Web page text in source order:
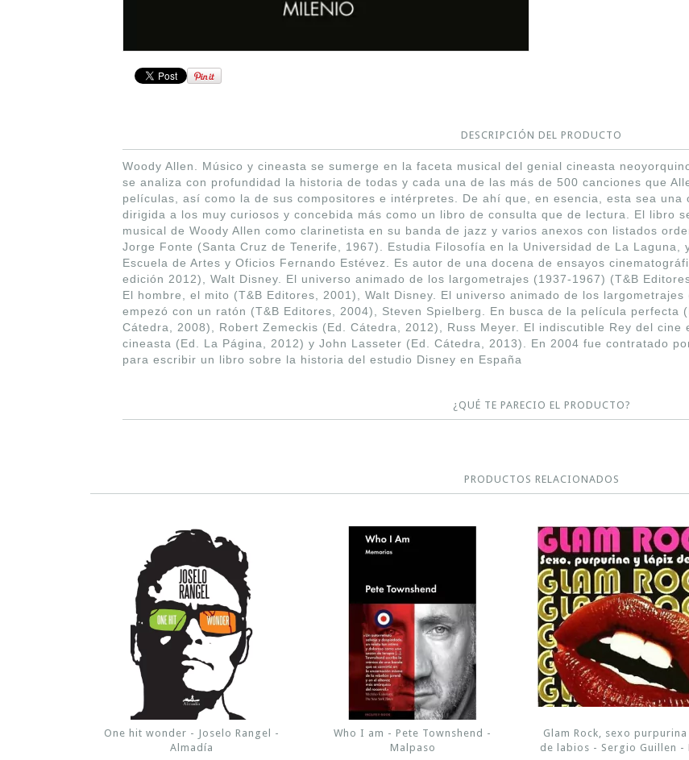
DESCRIPCIÓN DEL PRODUCTO
Woody Allen. Músico y cineasta se sumerge en la faceta musical del genial cineasta
se analiza con profundidad la historia de todas y cada una de las más de 500 canciones que
películas, así como la de sus compositores e intérpretes. De ahí que, en esencia, esta sea una
dirigida a los muy curiosos y concebida más como un libro de consulta que de lectura. El libro
musical de Woody Allen como clarinetista en su banda de jazz y varios anexos con listados
Jorge Fonte (Santa Cruz de Tenerife, 1967). Estudia Filosofía en la Universidad de La Laguna,
Escuela de Artes y Oficios Fernando Estévez. Es autor de una docena de ensayos
edición 2012), Walt Disney. El universo animado de los largometrajes (1937-1967) (T&B
El hombre, el mito (T&B Editores, 2001), Walt Disney. El universo animado de los
empezó con un ratón (T&B Editores, 2004), Steven Spielberg. En busca de la película perfecta
Cátedra, 2008), Robert Zemeckis (Ed. Cátedra, 2012), Russ Meyer. El indiscutible Rey del
cineasta (Ed. La Página, 2012) y John Lasseter (Ed. Cátedra, 2013). En 2004 fue contratado
para escribir un libro sobre la historia del estudio Disney en España
¿QUÉ TE PARECIO EL PRODUCTO?
PRODUCTOS RELACIONADOS
One hit wonder - Joselo Rangel -
Almadía
Who I am - Pete Townshend -
Malpaso
Glam Rock, sexo
de labios - Sergio Guillen -